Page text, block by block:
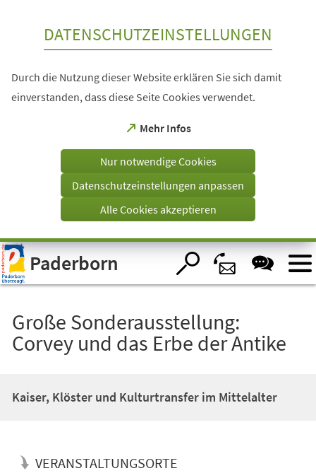
Visuelle
Assistenzsoftware
öffnen.
DATENSCHUTZEINSTELLUNGEN
Durch die Nutzung dieser Website erklären Sie sich damit
einverstanden, dass diese Seite Cookies verwendet.
Mehr Infos
(Öffnet
einem
Tab)
Nur notwendige Cookies
Datenschutzeinstellungen anpassen
Alle Cookies akzeptieren
Paderborn
Große Sonderausstellung:
Corvey und das Erbe der Antike
Kaiser, Klöster und Kulturtransfer im Mittelalter
VERANSTALTUNGSORTE